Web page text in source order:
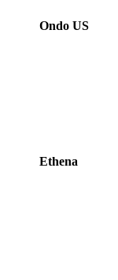
Ondo US
Ethena